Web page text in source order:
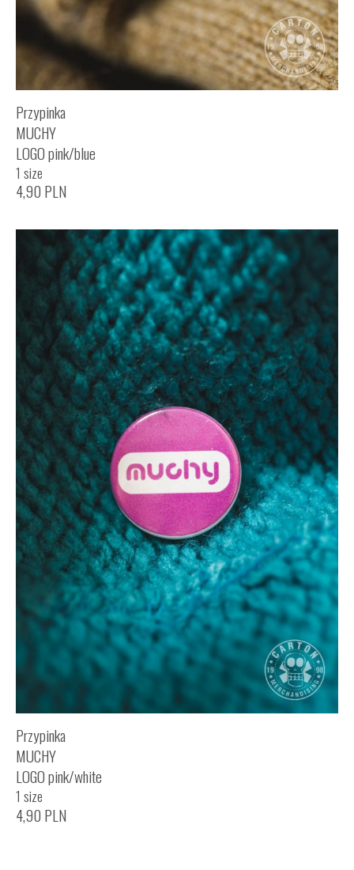
Przypinka
MUCHY
LOGO pink/blue
1 size
4,90 PLN
Przypinka
MUCHY
LOGO pink/white
1 size
4,90 PLN